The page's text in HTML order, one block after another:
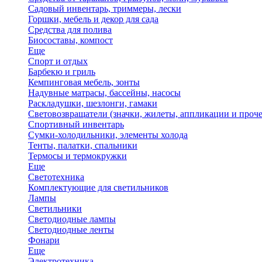
Садовый инвентарь, триммеры, лески
Горшки, мебель и декор для сада
Средства для полива
Биосоставы, компост
Еще
Спорт и отдых
Барбекю и гриль
Кемпинговая мебель, зонты
Надувные матрасы, бассейны, насосы
Раскладушки, шезлонги, гамаки
Световозвращатели (значки, жилеты, аппликации и
Спортивный инвентарь
Сумки-холодильники, элементы холода
Тенты, палатки, спальники
Термосы и термокружки
Еще
Светотехника
Комплектующие для светильников
Лампы
Светильники
Светодиодные лампы
Светодиодные ленты
Фонари
Еще